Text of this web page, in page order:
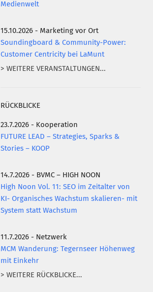
Medienwelt
15.10.2026 - Marketing vor Ort
Soundingboard & Community-Power:
Customer Centricity bei LaMunt
> WEITERE VERANSTALTUNGEN...
RÜCKBLICKE
23.7.2026 - Kooperation
FUTURE LEAD – Strategies, Sparks &
Stories – KOOP
14.7.2026 - BVMC – HIGH NOON
High Noon Vol. 11: SEO im Zeitalter von
KI- Organisches Wachstum skalieren- mit
System statt Wachstum
11.7.2026 - Netzwerk
MCM Wanderung: Tegernseer Höhenweg
mit Einkehr
> WEITERE RÜCKBLICKE...